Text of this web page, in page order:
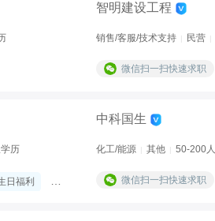
智明建设工程
销售/客服/技术支持 民营
微信扫一扫快速求职
中科国生
历 化工/能源 其他 50-200人
日福利 员工年度体检 五险 公积金
微信扫一扫快速求职